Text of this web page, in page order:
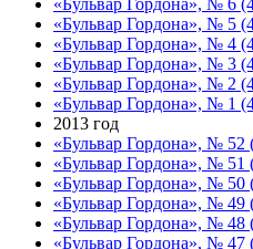
«Бульвар Гордона», № 6
«Бульвар Гордона», № 5
«Бульвар Гордона», № 4
«Бульвар Гордона», № 3
«Бульвар Гордона», № 2
«Бульвар Гордона», № 1
2013 год
«Бульвар Гордона», № 52
«Бульвар Гордона», № 51
«Бульвар Гордона», № 50
«Бульвар Гордона», № 49
«Бульвар Гордона», № 48
«Бульвар Гордона», № 47